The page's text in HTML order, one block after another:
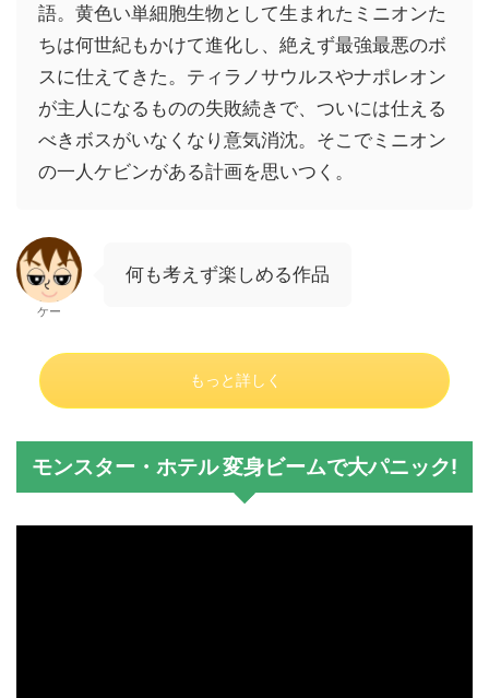
語。黄色い単細胞生物として生まれたミニオンた
ちは何世紀もかけて進化し、絶えず最強最悪のボ
スに仕えてきた。ティラノサウルスやナポレオン
が主人になるものの失敗続きで、ついには仕える
べきボスがいなくなり意気消沈。そこでミニオン
の一人ケビンがある計画を思いつく。
ケー
何も考えず楽しめる作品
もっと詳しく
モンスター・ホテル 変身ビームで大パニック!